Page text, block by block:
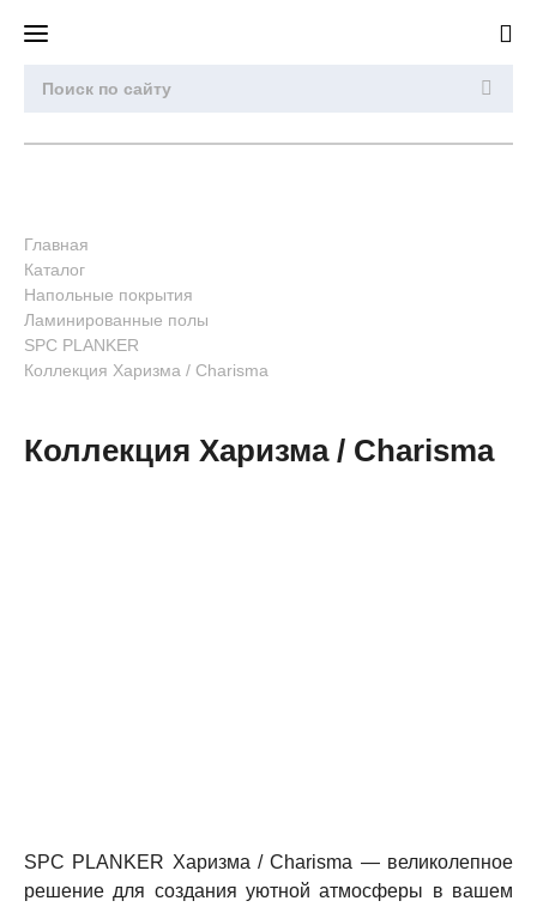
Главная
Каталог
Напольные покрытия
Ламинированные полы
SPC PLANKER
Коллекция Харизма / Charisma
Коллекция Харизма / Charisma
SPC PLANKER Харизма / Charisma — великолепное
решение для создания уютной атмосферы в вашем